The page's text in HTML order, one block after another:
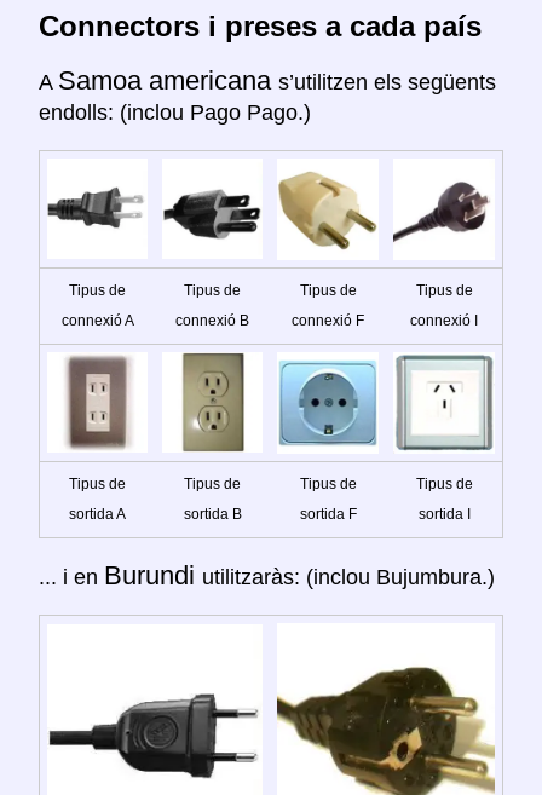
Connectors i preses a cada país
A Samoa americana s’utilitzen els següents
endolls: (inclou Pago Pago.)
Tipus de
connexió A
Tipus de
connexió B
Tipus de
connexió F
Tipus de
connexió I
Tipus de
sortida A
Tipus de
sortida B
Tipus de
sortida F
Tipus de
sortida I
... i en Burundi utilitzaràs: (inclou Bujumbura.)